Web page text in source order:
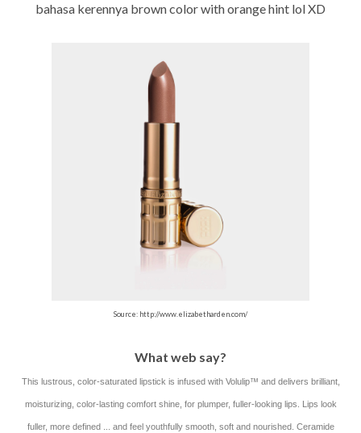
bahasa kerennya brown color with orange hint lol XD
Source: http://www.elizabetharden.com/
What web say?
This lustrous, color-saturated lipstick is infused with Volulip™ and delivers brilliant,
moisturizing, color-lasting comfort shine, for plumper, fuller-looking lips. Lips look
fuller, more defined ... and feel youthfully smooth, soft and nourished. Ceramide